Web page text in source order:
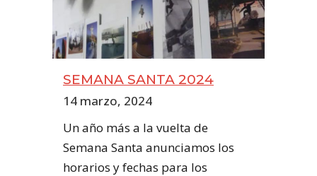
SEMANA SANTA 2024
14 marzo, 2024
Un año más a la vuelta de
Semana Santa anunciamos los
horarios y fechas para los